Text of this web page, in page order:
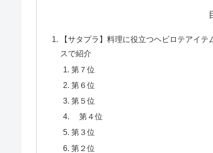
【サタプラ】料理に役立つヘビロテアイ
スで紹介
第７位
第６位
第５位
第４位
第３位
第２位